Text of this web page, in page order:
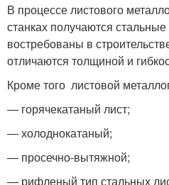
В процессе листового
станках получаются
востребованы в
отличаются толщиной и
Кроме того листовой
— горячекатаный лист;
— холоднокатаный;
— просечно-вытяжной;
— рифленый тип стальных